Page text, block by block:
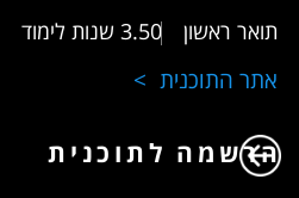
תואר ראשון 3.50 שנות לימוד
אתר התוכנית
הרשמה לתוכנית